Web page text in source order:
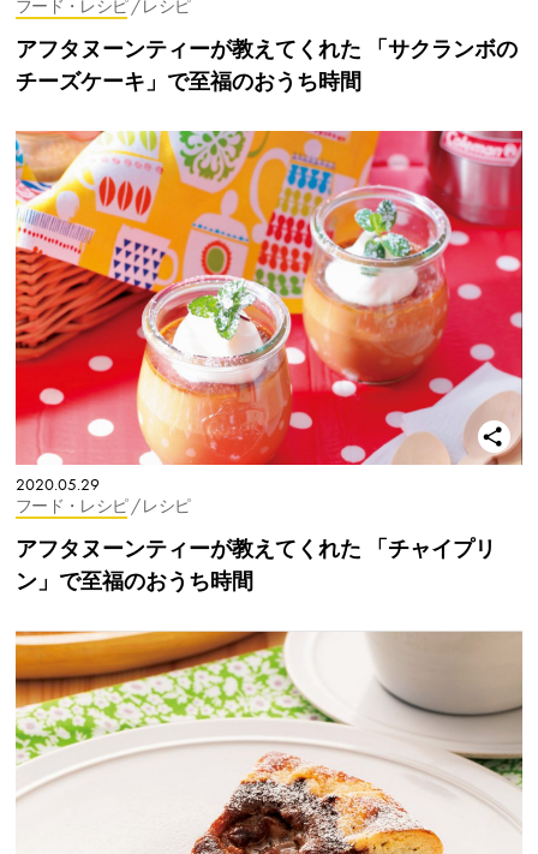
フード・レシピ / レシピ
アフタヌーンティーが教えてくれた 「サクランボの
チーズケーキ」で至福のおうち時間
2020.05.29
フード・レシピ / レシピ
アフタヌーンティーが教えてくれた 「チャイプリ
ン」で至福のおうち時間